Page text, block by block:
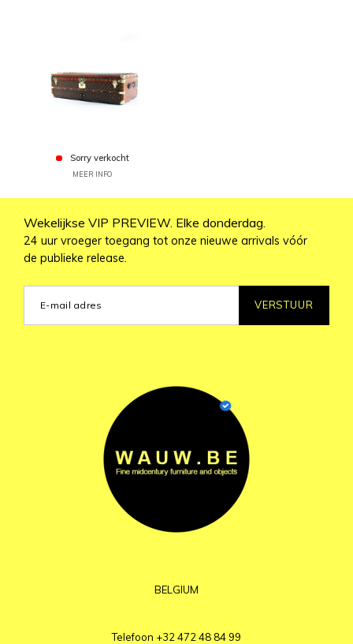
Sorry verkocht
MEER INFO
Wekelijkse VIP PREVIEW. Elke donderdag.
24 uur vroeger toegang tot onze nieuwe arrivals vóór
de publieke release.
VERSTUUR
BELGIUM
Telefoon +32 472 48 84 99